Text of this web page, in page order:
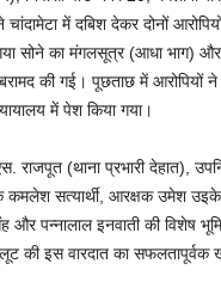
में दबिश देकर दोनों
सोने का मंगलसूत्र (आधा भाग)
की गई। पूछताछ में आरोपियों
में पेश किया गया।
राजपूत (थाना प्रभारी देहात),
कमलेश सत्यार्थी, आरक्षक उमेश
पन्नालाल इनवाती की विशेष
लूट की इस वारदात का सफलतापूर्वक